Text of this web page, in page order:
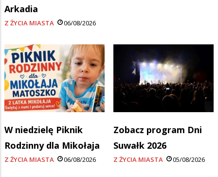
Arkadia
Z ŻYCIA MIASTA 06/08/2026
W niedzielę Piknik
Rodzinny dla Mikołaja
Z ŻYCIA MIASTA 06/08/2026
Zobacz program Dni
Suwałk 2026
Z ŻYCIA MIASTA 05/08/2026